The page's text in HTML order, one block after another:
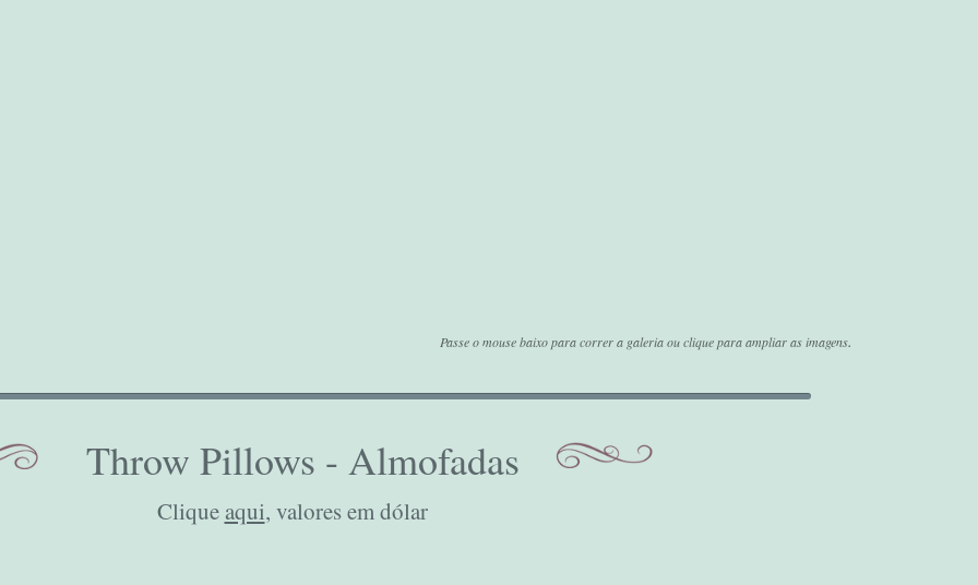
Passe o mouse baixo para correr a galeria ou clique para ampliar as imagens.
Throw Pillows - Almofadas
Clique aqui, valores em dólar